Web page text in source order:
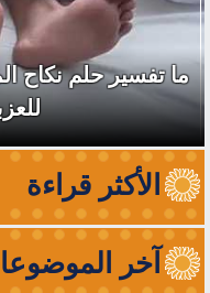
ما تفسير حلم نكاح
الأكثر قراءة
آخر